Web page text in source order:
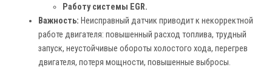
Работу системы EGR.
Важность: Неисправный датчик приводит к некорректной
работе двигателя: повышенный расход топлива, трудный
запуск, неустойчивые обороты холостого хода, перегрев
двигателя, потеря мощности, повышенные выбросы.